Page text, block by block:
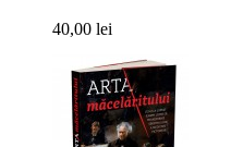
40,00 lei